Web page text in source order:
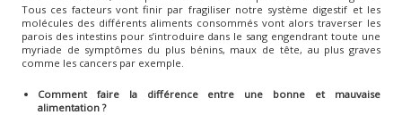
Tous ces facteurs vont finir par fragiliser notre système digestif et les
molécules des différents aliments consommés vont alors traverser les
parois des intestins pour s’introduire dans le sang engendrant toute une
myriade de symptômes du plus bénins, maux de tête, au plus graves
comme les cancers par exemple.
Comment faire la différence entre une bonne et mauvaise
alimentation ?